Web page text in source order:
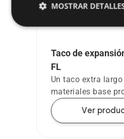
Taco de
FL
Un taco extra largo
materiales base
Ver
MOSTRAR